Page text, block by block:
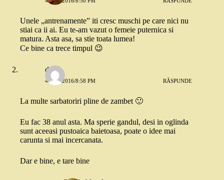
Unele „antrenamente” iti cresc muschi pe care nici nu
stiai ca ii ai. Eu te-am vazut o femeie puternica si
matura. Asta asa, sa stie toata lumea!
Ce bine ca trece timpul 😉
dojo
4 MAI 2016/8:58 PM RĂSPUNDE
La multe sarbatoriri pline de zambet 🙂
Eu fac 38 anul asta. Ma sperie gandul, desi in oglinda
sunt aceeasi pustoaica baietoasa, poate o idee mai
carunta si mai incercanata.
Dar e bine, e tare bine